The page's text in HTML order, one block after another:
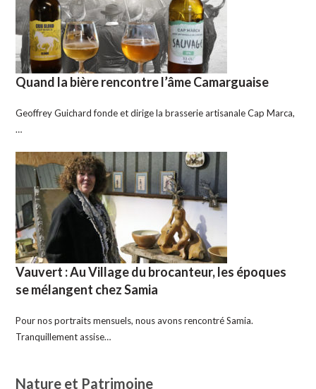
Quand la bière rencontre l’âme Camarguaise
Geoffrey Guichard fonde et dirige la brasserie artisanale Cap Marca,
…
Vauvert : Au Village du brocanteur, les époques
se mélangent chez Samia
Pour nos portraits mensuels, nous avons rencontré Samia.
Tranquillement assise…
Nature et Patrimoine